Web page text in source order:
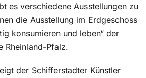
es verschiedene Ausstellungen zu
die Ausstellung im Erdgeschoss
konsumieren und leben“ der
Rheinland-Pfalz.
der Schifferstadter Künstler